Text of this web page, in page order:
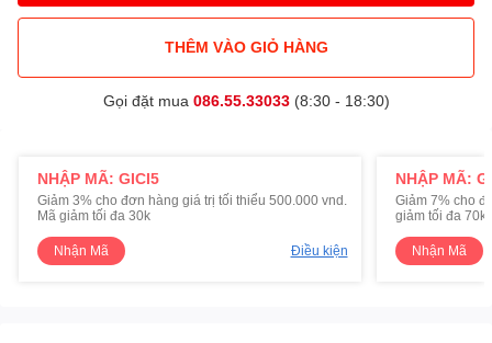
THÊM VÀO GIỎ HÀNG
Gọi đặt mua 086.55.33033(8:30 - 18:30)
NHẬP MÃ: GICI5
Giảm 3% cho đơn hàng giá trị tối thiểu 500.000 vnd.
Mã giảm tối đa 30k
Nhận Mã Điều kiện
NHẬP MÃ:
Giảm 7% cho
giảm tối đa 70k
Nhận Mã